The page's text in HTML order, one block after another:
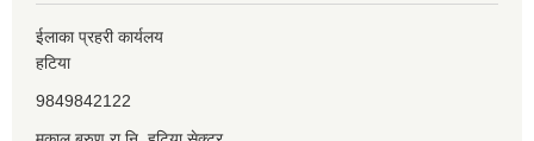
ईलाका प्रहरी कार्यलय
हटिया
9849842122